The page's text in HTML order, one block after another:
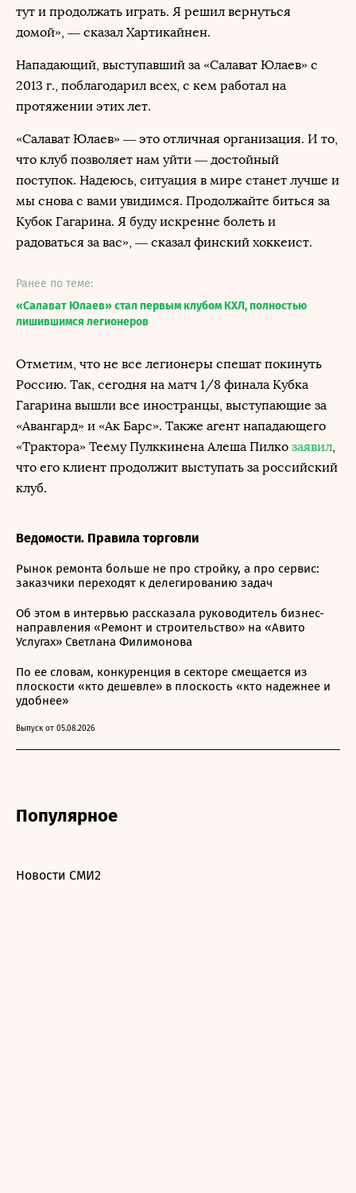
тут и продолжать играть. Я решил вернуться
домой», — сказал Хартикайнен.
Нападающий, выступавший за «Салават Юлаев» с
2013 г., поблагодарил всех, с кем работал на
протяжении этих лет.
«Салават Юлаев» — это отличная организация. И то,
что клуб позволяет нам уйти — достойный
поступок. Надеюсь, ситуация в мире станет лучше и
мы снова с вами увидимся. Продолжайте биться за
Кубок Гагарина. Я буду искренне болеть и
радоваться за вас», — сказал финский хоккеист.
Ранее по теме:
«Салават Юлаев» стал первым клубом КХЛ, полностью
лишившимся легионеров
Отметим, что не все легионеры спешат покинуть
Россию. Так, сегодня на матч 1/8 финала Кубка
Гагарина вышли все иностранцы, выступающие за
«Авангард» и «Ак Барс». Также агент нападающего
«Трактора» Теему Пулккинена Алеша Пилко заявил,
что его клиент продолжит выступать за российский
клуб.
Ведомости. Правила торговли
Рынок ремонта больше не про стройку, а про сервис:
заказчики переходят к делегированию задач
Об этом в интервью рассказала руководитель бизнес-
направления «Ремонт и строительство» на «Авито
Услугах» Светлана Филимонова
По ее словам, конкуренция в секторе смещается из
плоскости «кто дешевле» в плоскость «кто надежнее и
удобнее»
Выпуск от 05.08.2026
Популярное
Новости СМИ2